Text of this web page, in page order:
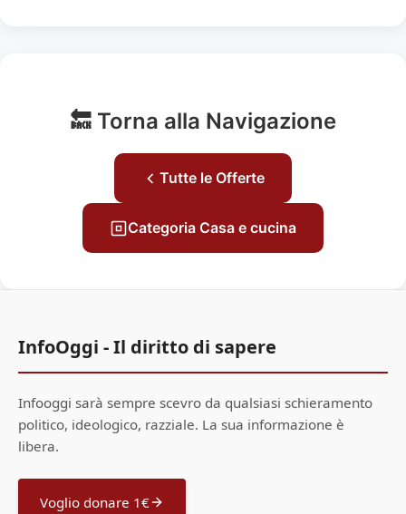
🔙 Torna alla Navigazione
Tutte le Offerte
Categoria Casa e cucina
InfoOggi - Il diritto di sapere
Infooggi sarà sempre scevro da qualsiasi schieramento
politico, ideologico, razziale. La sua informazione è
libera.
Voglio donare 1€